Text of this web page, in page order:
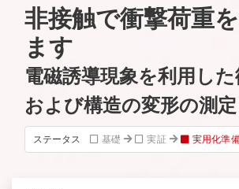
非接触で衝撃荷重
ます
電磁誘導現象を利用し
および構造の変形の測定
ステータス 基礎 実証 実用化準